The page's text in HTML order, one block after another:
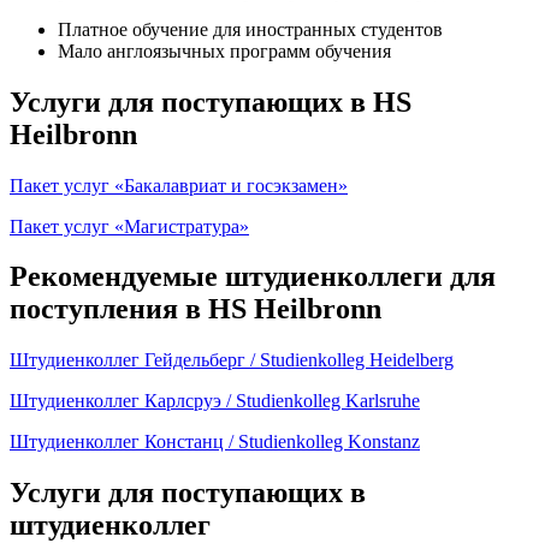
Платное обучение для иностранных студентов
Мало англоязычных программ обучения
Услуги для поступающих в HS
Heilbronn
Пакет услуг «Бакалавриат и госэкзамен»
Пакет услуг «Магистратура»
Рекомендуемые штудиенколлеги для
поступления в HS Heilbronn
Штудиенколлег Гейдельберг / Studienkolleg Heidelberg
Штудиенколлег Карлсруэ / Studienkolleg Karlsruhe
Штудиенколлег Констанц / Studienkolleg Konstanz
Услуги для поступающих в
штудиенколлег